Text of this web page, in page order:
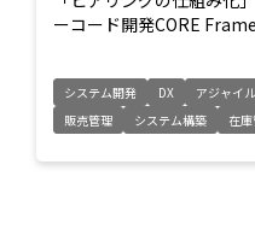
ーコード開発CORE
システム開発 DX アジャイル
販売管理
システム構築 在